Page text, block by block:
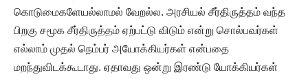
கொடுமைகளேயல்லாமல் வேறல்ல. அரசியல் சீர்திருத்தம் வந்த
பிறகு சமூக சீர்திருத்தம் ஏற்பட்டு விடும் என்று சொல்பவர்கள்
எல்லாம் முதல் நெம்பர் அயோக்கியர்கள் என்பதை
மறந்துவிடக்கூடாது. ஏதாவது ஒன்று இரண்டு யோக்கியர்கள்